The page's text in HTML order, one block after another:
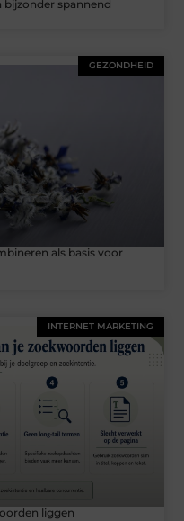
bijzonder spannend
GEZONDHEID
als basis voor
INTERNET MARKETING
liggen